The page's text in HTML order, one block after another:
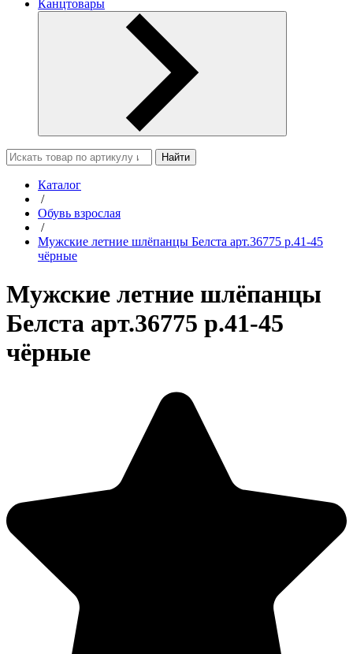
Канцтовары
Найти
Каталог
/
Обувь взрослая
/
Мужские летние шлёпанцы Белста арт.36775 р.41-45
чёрные
Мужские летние шлёпанцы
Белста арт.36775 р.41-45
чёрные